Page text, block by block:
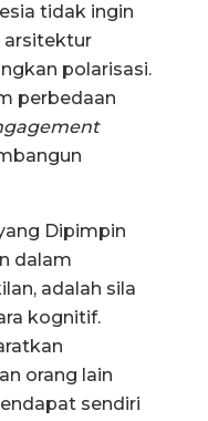
tidak ingin
arsitektur
polarisasi.
perbedaan
Dipimpin
dalam
adalah sila
kognitif.
orang lain
sendiri